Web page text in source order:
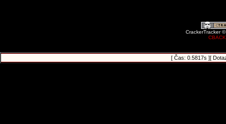
CrackerTracker
[ Čas: 0.5817s ][